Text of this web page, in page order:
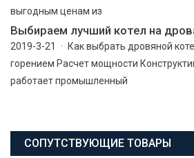
выгодным ценам из
Выбираем лучший котел на
2019-3-21 · Как выбрать дровяной
горением Расчет мощности
работает промышленный
СОПУТСТВУЮЩИЕ ТОВАРЫ